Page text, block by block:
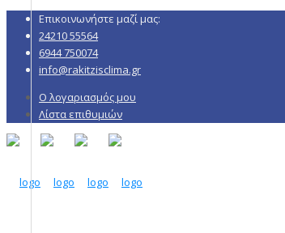
Επικοινωνήστε μαζί μας:
24210 55564
6944 750074
info@rakitzisclima.gr
Ο λογαριασμός μου
Λίστα επιθυμιών